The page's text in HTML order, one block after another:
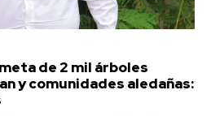
de 2 mil árboles
y comunidades aledañas: